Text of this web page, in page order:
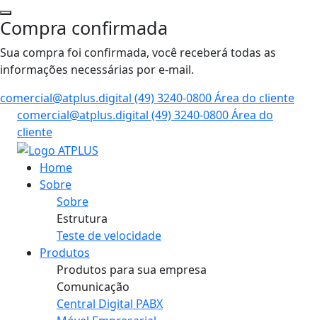
Compra confirmada
Sua compra foi confirmada, você receberá todas as
informações necessárias por e-mail.
comercial@atplus.digital (49) 3240-0800Área do cliente
comercial@atplus.digital (49) 3240-0800Área do
cliente
Home
Sobre
Sobre
Estrutura
Teste de velocidade
Produtos
Produtos para sua empresa
Comunicação
Central Digital PABX